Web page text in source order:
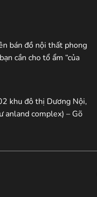
bán đồ nội thất phong
cần cho tổ ẩm “của
khu đô thị Dương Nội,
anland complex) – Gõ